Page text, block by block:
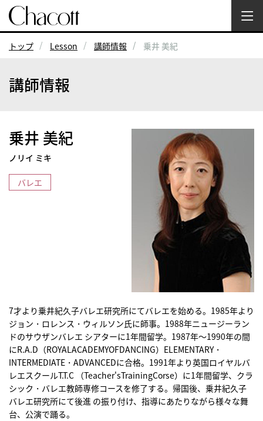
トップ Lesson 講師情報 乗井 美紀
講師情報
乗井 美紀
ノリイ ミキ
バレエ
7才より乗井紀久子バレエ研究所にてバレエを始める。1985年より
ジョン・ロレンス・ウィルソン氏に師事。1988年ニュージーラン
ドのサウザンバレエ シアターに1年間留学。1987年〜1990年の間
にR.A.D（ROYALACADEMYOFDANCING）ELEMENTARY・
INTERMEDIATE・ADVANCEDに合格。1991年より英国ロイヤルバ
レエスクールT.T.C （Teacher'sTrainingCorse）に1年間留学、クラ
シック・バレエ教師専修コースを修了する。帰国後、乗井紀久子
バレエ研究所にて後進 の振り付け、指導にあたりながら様々な舞
台、公演で踊る。